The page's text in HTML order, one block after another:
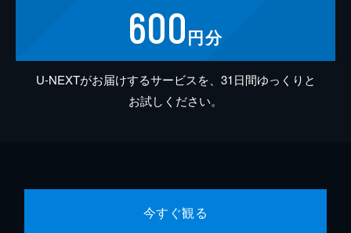
600円分
U-NEXTがお届けするサービスを、31日間ゆっくりと
お試しください。
今すぐ観る